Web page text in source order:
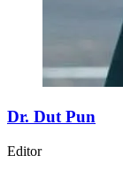
Dr. Dut Pun
Editor